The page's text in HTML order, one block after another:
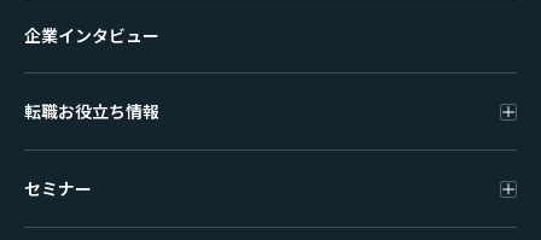
企業インタビュー
転職お役立ち情報
セミナー